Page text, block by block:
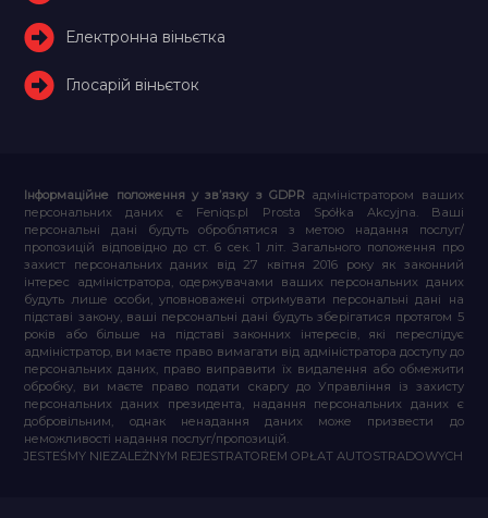
Електронна віньєтка
Глосарій віньєток
Інформаційне положення у зв’язку з GDPR адміністратором ваших
персональних даних є Feniqs.pl Prosta Spółka Akcyjna. Ваші
персональні дані будуть оброблятися з метою надання послуг/
пропозицій відповідно до ст. 6 сек. 1 літ. Загального положення про
захист персональних даних від 27 квітня 2016 року як законний
інтерес адміністратора, одержувачами ваших персональних даних
будуть лише особи, уповноважені отримувати персональні дані на
підставі закону, ваші персональні дані будуть зберігатися протягом 5
років або більше на підставі законних інтересів, які переслідує
адміністратор, ви маєте право вимагати від адміністратора доступу до
персональних даних, право виправити їх видалення або обмежити
обробку, ви маєте право подати скаргу до Управління із захисту
персональних даних президента, надання персональних даних є
добровільним, однак ненадання даних може призвести до
неможливості надання послуг/пропозицій.
JESTEŚMY NIEZALEŻNYM REJESTRATOREM OPŁAT AUTOSTRADOWYCH